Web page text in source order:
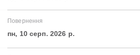
Повернення
пн, 10 серп. 2026 р.